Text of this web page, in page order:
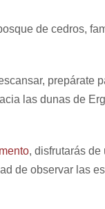
de cedros,
prepárate
las dunas de
, disfrutarás de
de observar las